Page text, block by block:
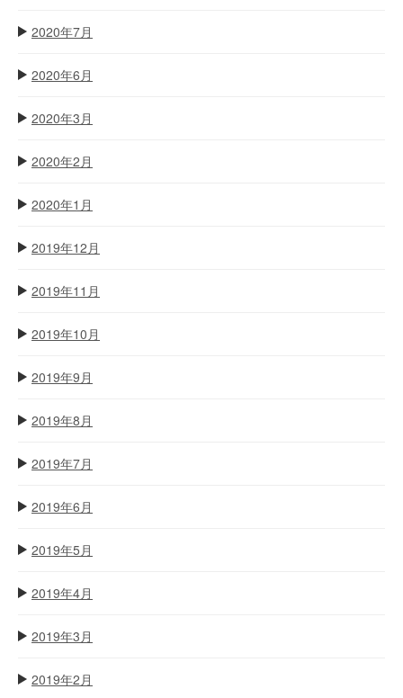
2020年7月
2020年6月
2020年3月
2020年2月
2020年1月
2019年12月
2019年11月
2019年10月
2019年9月
2019年8月
2019年7月
2019年6月
2019年5月
2019年4月
2019年3月
2019年2月